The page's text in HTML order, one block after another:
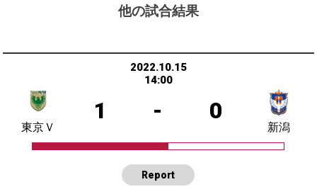
他の試合結果
2022.10.15
14:00
1 - 0
東京Ｖ 新潟
Report